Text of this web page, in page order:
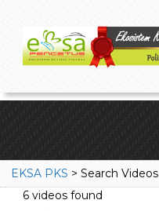
EKSA PKS > Search Videos
6 videos found